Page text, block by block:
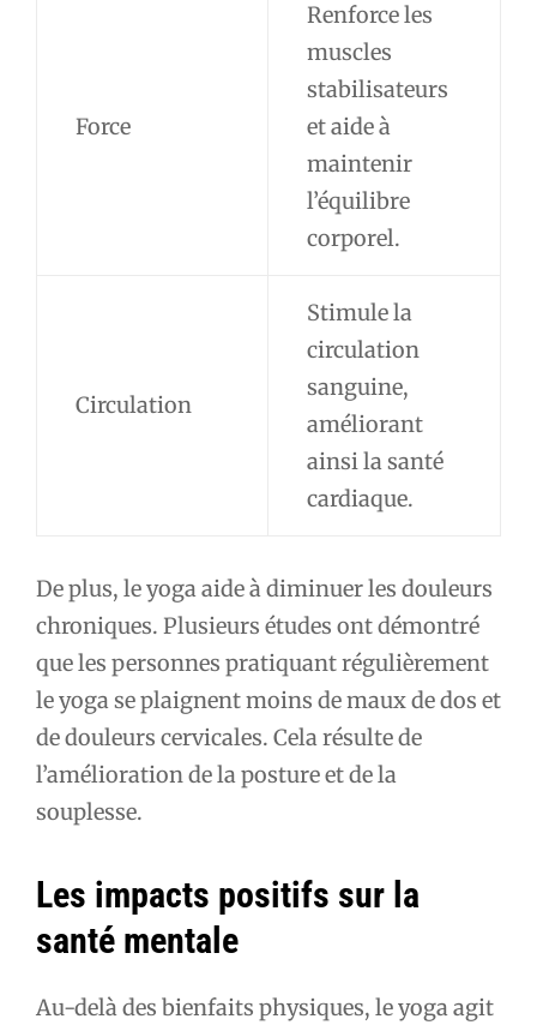
Force
Renforce les
muscles
stabilisateurs
et aide à
maintenir
l’équilibre
corporel.
Circulation
Stimule la
circulation
sanguine,
améliorant
ainsi la santé
cardiaque.
De plus, le yoga aide à diminuer les douleurs
chroniques. Plusieurs études ont démontré
que les personnes pratiquant régulièrement
le yoga se plaignent moins de maux de dos et
de douleurs cervicales. Cela résulte de
l’amélioration de la posture et de la
souplesse.
Les impacts positifs sur la
santé mentale
Au-delà des bienfaits physiques, le yoga agit